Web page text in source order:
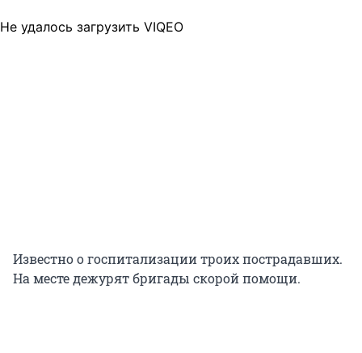
Не удалось загрузить VIQEO
Известно о госпитализации троих пострадавших.
На месте дежурят бригады скорой помощи.